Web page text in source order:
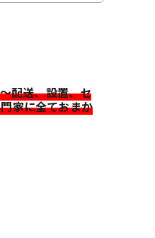
配送、設置、セ
家に全ておまか